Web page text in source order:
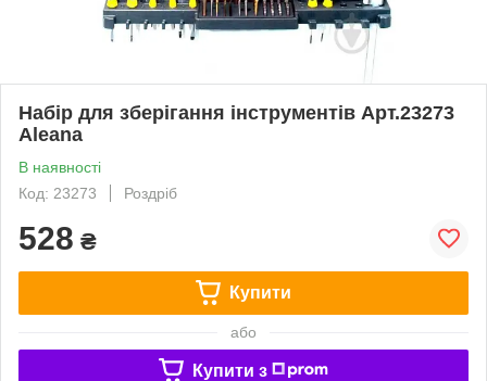
Набір для зберігання інструментів Арт.23273
Aleana
В наявності
Код: 23273
Роздріб
528 ₴
Купити
або
Купити з